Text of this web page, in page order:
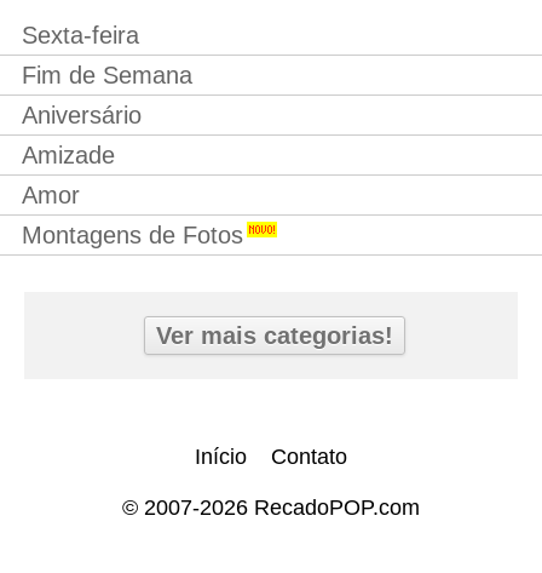
Sexta-feira
Fim de Semana
Aniversário
Amizade
Amor
Montagens de Fotos
Ver mais categorias!
Início Contato
© 2007-2026 RecadoPOP.com